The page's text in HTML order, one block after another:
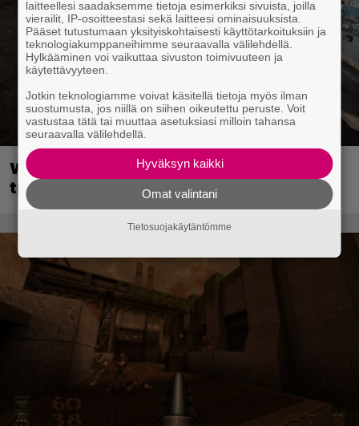
Wreckfest 2 sai rallienglannintäyteisen
trailerin
laitteellesi saadaksemme tietoja esimerkiksi sivuista, joilla
vierailit, IP-osoitteestasi sekä laitteesi ominaisuuksista.
Pääset tutustumaan yksityiskohtaisesti käyttötarkoituksiin ja
teknologiakumppaneihimme seuraavalla välilehdellä.
Hylkääminen voi vaikuttaa sivuston toimivuuteen ja
käytettävyyteen.
Jotkin teknologiamme voivat käsitellä tietoja myös ilman
suostumusta, jos niillä on siihen oikeutettu peruste. Voit
vastustaa tätä tai muuttaa asetuksiasi milloin tahansa
seuraavalla välilehdellä.
Hyväksyn kaikki
Omat valintani
Tietosuojakäytäntömme